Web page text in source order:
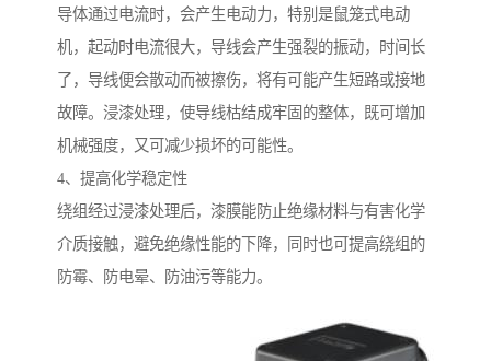
导体通过电流时，会产生电动力，特别是鼠笼式电动
机，起动时电流很大，导线会产生强裂的振动，时间长
了，导线便会散动而被擦伤，将有可能产生短路或接地
故障。浸漆处理，使导线枯结成牢固的整体，既可增加
机械强度，又可减少损坏的可能性。
4、提高化学稳定性
绕组经过浸漆处理后，漆膜能防止绝缘材料与有害化学
介质接触，避免绝缘性能的下降，同时也可提高绕组的
防霉、防电晕、防油污等能力。